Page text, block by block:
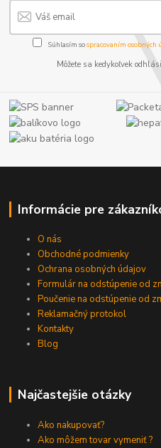
Súhlasím sospracovaním osobných
Môžete sa kedykoľvek
Informácie pre
O nás
Obchodné podmienky
Ochrana osobných údajov
Formulár na odstúpenie od
Poučenie na odstúpenie od
Reklamačný protokol
Kontakty
Blog
Najčastejšie otázky
Ako nakupovať?
Ako môžem tovar vymeniť ?